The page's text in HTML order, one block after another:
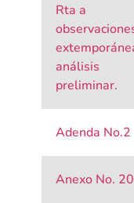
Rta a
análisis
preliminar.
Adenda No.2
Anexo No. 20